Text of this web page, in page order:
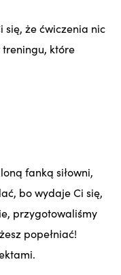
się, że ćwiczenia nic
treningu, które
fanką siłowni,
bo wydaje Ci się,
przygotowaliśmy
popełniać!